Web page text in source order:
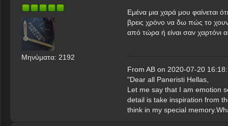
Μηνύματα: 2192
Εμένα μια χαρά μου φαίνεται
βρεις χρόνο να δω πώς το χουν
από τώρα ή είναι σαν χαρτόνι
From AB on 2020-07-20 16:18:
"Dear all Paneristi Hellas,
Let me say that I am emotion
detail is take inspiration from
think in my special